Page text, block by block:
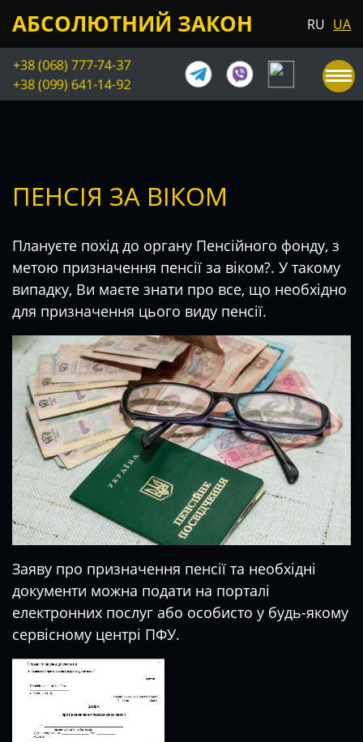
АБСОЛЮТНИЙ ЗАКОН RU UA
+38 (068) 777-74-37
+38 (099) 641-14-92
ПЕНСІЯ ЗА ВІКОМ
Плануєте похід до органу Пенсійного фонду, з
метою призначення пенсії за віком?. У такому
випадку, Ви маєте знати про все, що необхідно
для призначення цього виду пенсії.
Заяву про призначення пенсії та необхідні
документи можна подати на порталі
електронних послуг або особисто у будь-якому
сервісному центрі ПФУ.